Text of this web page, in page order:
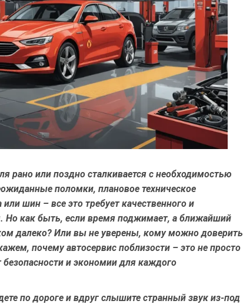
рано или поздно сталкивается с необходимостью
поломки, плановое техническое
шин – все это требует качественного и
Но как быть, если время поджимает, а ближайший
далеко? Или вы не уверены, кому можно доверить
почему автосервис поблизости – это не просто
и экономии для каждого
по дороге и вдруг слышите странный звук из-под